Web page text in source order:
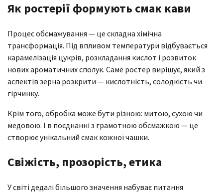
Як ростерії формують смак кави
Процес обсмажування — це складна хімічна
трансформація. Під впливом температури відбувається
карамелізація цукрів, розкладання кислот і розвиток
нових ароматичних сполук. Саме ростер вирішує, який з
аспектів зерна розкрити — кислотність, солодкість чи
гірчинку.
Крім того, обробка може бути різною: митою, сухою чи
медовою. І в поєднанні з грамотною обсмажкою — це
створює унікальний смак кожної чашки.
Свіжість, прозорість, етика
У світі дедалі більшого значення набуває питання